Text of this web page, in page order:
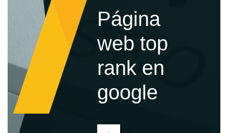
Página
web top
rank en
google